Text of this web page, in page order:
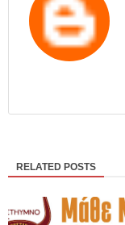
RELATED POSTS